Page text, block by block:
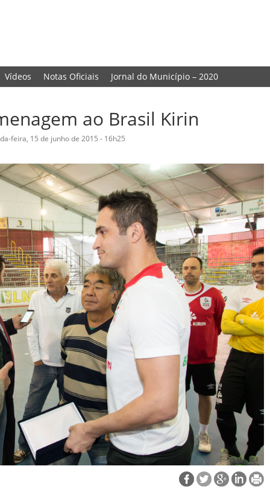
Vídeos Notas Oficiais Jornal do Município – 2020
ao Brasil Kirin
feira, 15 de junho de 2015 - 16h25